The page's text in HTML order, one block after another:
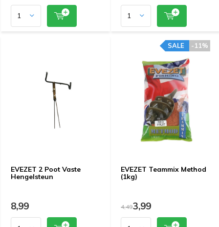
EVEZET 2 Poot Vaste
Hengelsteun
8,99
EVEZET Teammix Method
(1kg)
-11%
SALE
4,493,99